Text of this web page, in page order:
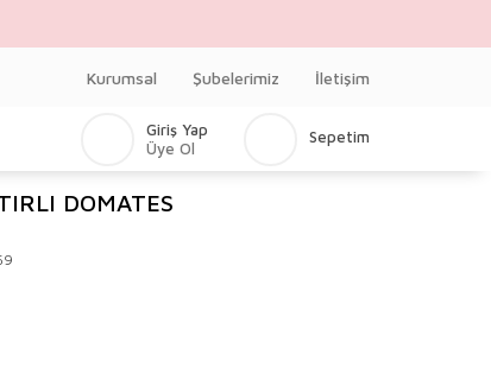
Kurumsal Şubelerimiz İletişim
Giriş Yap
Üye Ol
Sepetim
DOMATES